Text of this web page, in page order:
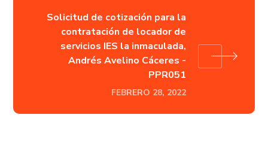
Solicitud de cotización para la
contratación de locador de
servicios IES la inmaculada,
Andrés Avelino Cáceres -
PPR051
FEBRERO 28, 2022